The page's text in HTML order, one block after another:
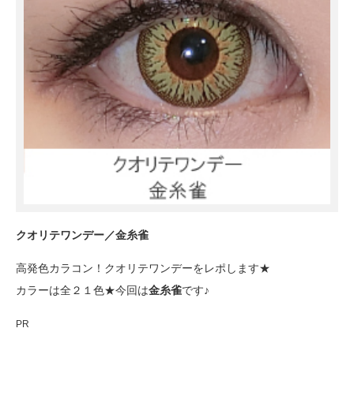
クオリテワンデー／金糸雀
高発色カラコン！クオリテワンデーをレポします★
カラーは全２１色★今回は金糸雀です♪
PR